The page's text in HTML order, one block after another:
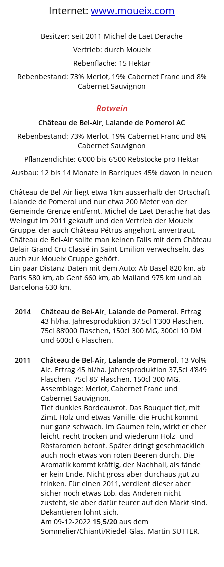
Internet: www.moueix.com
Besitzer: seit 2011 Michel de Laet Derache
Vertrieb: durch Moueix
Rebenfläche: 15 Hektar
Rebenbestand: 73% Merlot, 19% Cabernet Franc und 8%
Cabernet Sauvignon
Rotwein
Château de Bel-Air, Lalande de Pomerol AC
Rebenbestand: 73% Merlot, 19% Cabernet Franc und 8%
Cabernet Sauvignon
Pflanzendichte: 6’000 bis 6’500 Rebstöcke pro Hektar
Ausbau: 12 bis 14 Monate in Barriques 45% davon in neuen
Château de Bel-Air liegt etwa 1km ausserhalb der Ortschaft
Lalande de Pomerol und nur etwa 200 Meter von der
Gemeinde-Grenze entfernt. Michel de Laet Derache hat das
Weingut im 2011 gekauft und den Vertrieb der Moueix
Gruppe, der auch Château Pétrus angehört, anvertraut.
Château de Bel-Air sollte man keinen Falls mit dem Château
Belair Grand Cru Classé in Saint-Emilion verwechseln, das
auch zur Moueix Gruppe gehört.
Ein paar Distanz-Daten mit dem Auto: Ab Basel 820 km, ab
Paris 580 km, ab Genf 660 km, ab Mailand 975 km und ab
Barcelona 630 km.
2014 Château de Bel-Air, Lalande de Pomerol. Ertrag
43 hl/ha. Jahresproduktion 37,5cl 1’300 Flaschen,
75cl 88’000 Flaschen, 150cl 300 MG, 300cl 10 DM
und 600cl 6 Flaschen.
2011 Château de Bel-Air, Lalande de Pomerol. 13 Vol%
Alc. Ertrag 45 hl/ha. Jahresproduktion 37,5cl 4’849
Flaschen, 75cl 85’ Flaschen, 150cl 300 MG.
Assemblage: Merlot, Cabernet Franc und
Cabernet Sauvignon.
Tief dunkles Bordeauxrot. Das Bouquet tief, mit
Zimt, Holz und etwas Vanille, die Frucht kommt
nur ganz schwach. Im Gaumen fein, wirkt er eher
leicht, recht trocken und wiederum Holz- und
Röstaromen betont. Später dringt geschmacklich
auch noch etwas von roten Beeren durch. Die
Aromatik kommt kräftig, der Nachhall, als fände
er kein Ende. Nicht gross aber durchaus gut zu
trinken. Für einen 2011, verdient dieser aber
sicher noch etwas Lob, das Anderen nicht
zusteht, sie aber dafür teurer auf den Markt sind.
Dekantieren lohnt sich.
Am 09-12-2022 15,5/20 aus dem
Sommelier/Chianti/Riedel-Glas. Martin SUTTER.